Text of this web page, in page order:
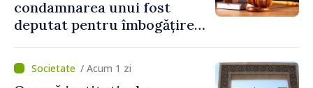
condamnarea unui fost
deputat pentru îmbogățire
statului peste 2,4 milioane
de lei
/ Acum 1 zi